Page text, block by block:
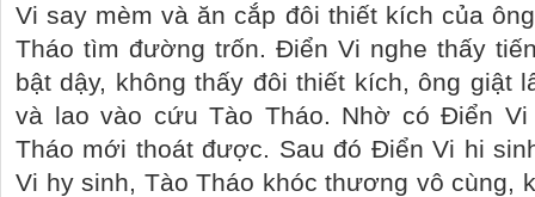
Vi say mèm và ăn cắp đôi thiết kích của
Tháo tìm đường trốn. Điển Vi nghe thấy
bật dậy, không thấy đôi thiết kích, ông giật
và lao vào cứu Tào Tháo. Nhờ có Điển
Tháo mới thoát được. Sau đó Điển Vi hi
Vi hy sinh, Tào Tháo khóc thương vô cùng,